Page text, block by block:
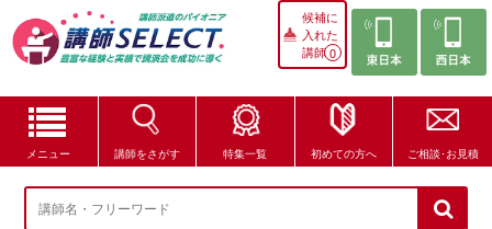
候補に
入れた
講師0
メニュー 講師をさがす 特集一覧 初めての方へ ご相談･お見積
講師をさがす